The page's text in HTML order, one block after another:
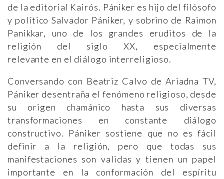
de la editorial Kairós. Pániker es hijo del filósofo
y político Salvador Pániker, y sobrino de Raimon
Panikkar, uno de los grandes eruditos de la
religión del siglo XX, especialmente
relevante en el diálogo interreligioso.
Conversando con Beatriz Calvo de Ariadna TV,
Pániker desentraña el fenómeno religioso, desde
su origen chamánico hasta sus diversas
transformaciones en constante diálogo
constructivo. Pániker sostiene que no es fácil
definir a la religión, pero que todas sus
manifestaciones son validas y tienen un papel
importante en la conformación del espíritu